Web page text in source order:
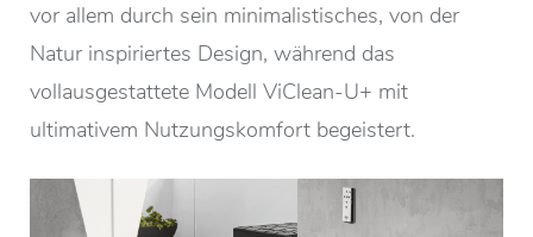
vor allem durch sein minimalistisches, von der
Natur inspiriertes Design, während das
vollausgestattete Modell ViClean-U+ mit
ultimativem Nutzungskomfort begeistert.